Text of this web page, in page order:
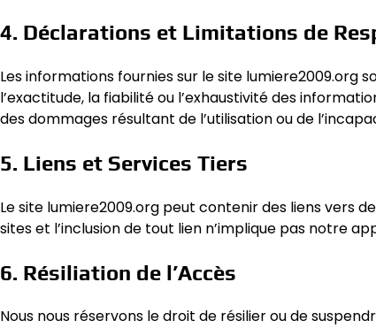
4. Déclarations et Limitations de
Les informations fournies sur le site lumiere2009.org
l’exactitude, la fiabilité ou l’exhaustivité des
des dommages résultant de l’utilisation ou de
5. Liens et Services Tiers
Le site lumiere2009.org peut contenir des liens vers
sites et l’inclusion de tout lien n’implique pas notre
6. Résiliation de l’Accès
Nous nous réservons le droit de résilier ou de